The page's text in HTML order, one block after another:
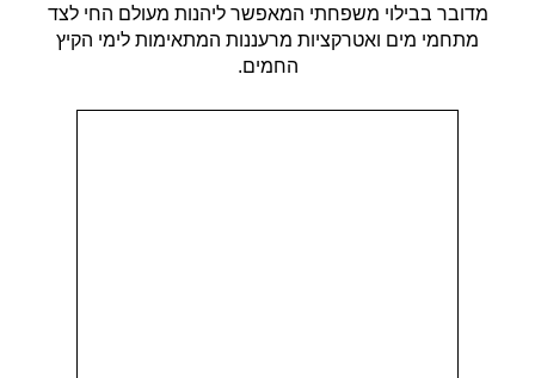
מדובר בבילוי משפחתי המאפשר ליהנות מעולם החי לצד
מתחמי מים ואטרקציות מרעננות המתאימות לימי הקיץ
החמים.